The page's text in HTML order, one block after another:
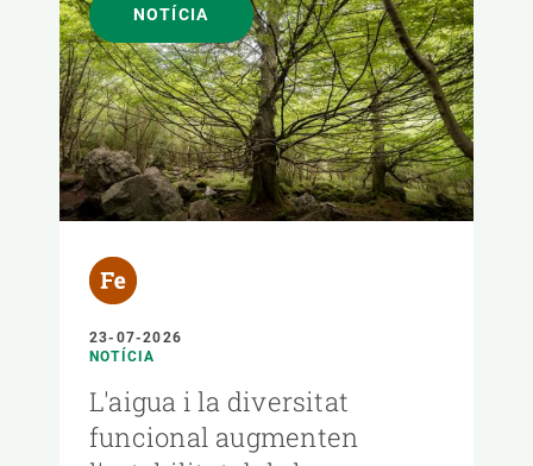
NOTÍCIA
23-07-2026
NOTÍCIA
L'aigua i la diversitat
funcional augmenten